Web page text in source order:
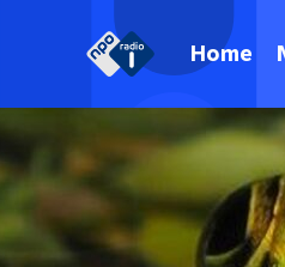
Home